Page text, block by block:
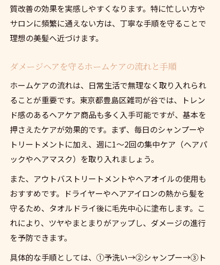
質改善の効果を実感しやすくなります。特に忙しい方や
サロンに頻繁に通えない方は、丁寧な手順を守ることで
理想の美髪へ近づけます。
ダメージヘアを守るホームケアの流れと手順
ホームケアの流れは、日常生活で無理なく取り入れられ
ることが重要です。東京都豊島区雑司が谷では、トレン
ド感のあるヘアケア商品も多く入手可能ですが、基本を
押さえたケアが効果的です。まず、毎日のシャンプーや
トリートメントに加え、週に1～2回の集中ケア（ヘアパ
ックやヘアマスク）を取り入れましょう。
また、アウトバストリートメントやヘアオイルの使用も
おすすめです。ドライヤーやヘアアイロンの熱から髪を
守るため、タオルドライ後に毛先中心に塗布します。こ
れにより、ツヤやまとまりがアップし、ダメージの進行
を予防できます。
具体的な手順としては、①予洗い→②シャンプー→③ト